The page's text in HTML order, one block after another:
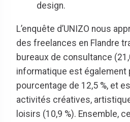
design.
L’enquête d’UNIZO nous
des freelances en Flandre
bureaux de consultance
informatique est également
pourcentage de 12,5 %, et
activités créatives,
loisirs (10,9 %). Ensemble,